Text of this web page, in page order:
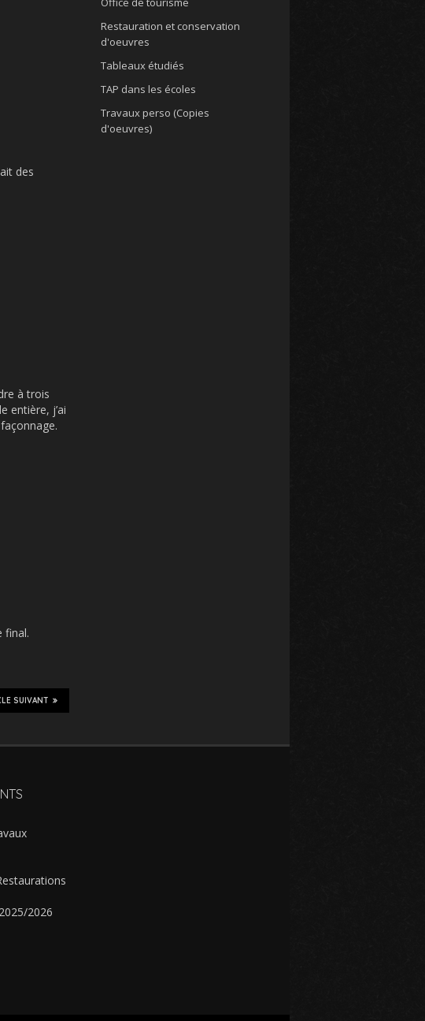
des
à trois
entière, j’ai
final.
SUIVANT
Restauration et conservation
d'oeuvres
Tableaux étudiés
TAP dans les écoles
Travaux perso (Copies
d'oeuvres)
2026